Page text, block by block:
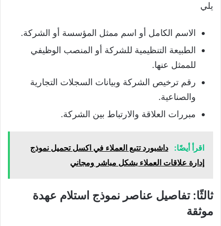
يلي
الاسم الكامل أو اسم ممثل المؤسسة أو الشركة.
الطبيعة التنظيمية للشركة أو المنصب الوظيفي
للممثل عنها.
رقم ترخيص الشركة وبيانات السجلات التجارية
والصناعية.
مبررات العلاقة والارتباط بين الشركة.
اقرأ أيضًا:
داشبورد تتبع العملاء في اكسل تحميل نموذج
إدارة علاقات العملاء بشكل مباشر ومجاني
ثالثًا: تفاصيل عناصر نموذج استلام عهدة
موثقة